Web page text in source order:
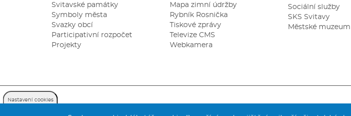
Svitavské památky
Symboly města
Svazky obcí
Participativní rozpočet
Projekty
Mapa zimní údržby
Rybník Rosnička
Tiskové zprávy
Televize CMS
Webkamera
Sociální služby
SKS Svitavy
Městské muzeum
Nastavení cookies